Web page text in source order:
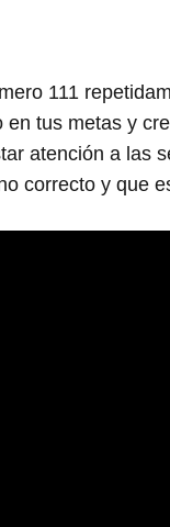
111
tus metas y
atención a las
correcto y que